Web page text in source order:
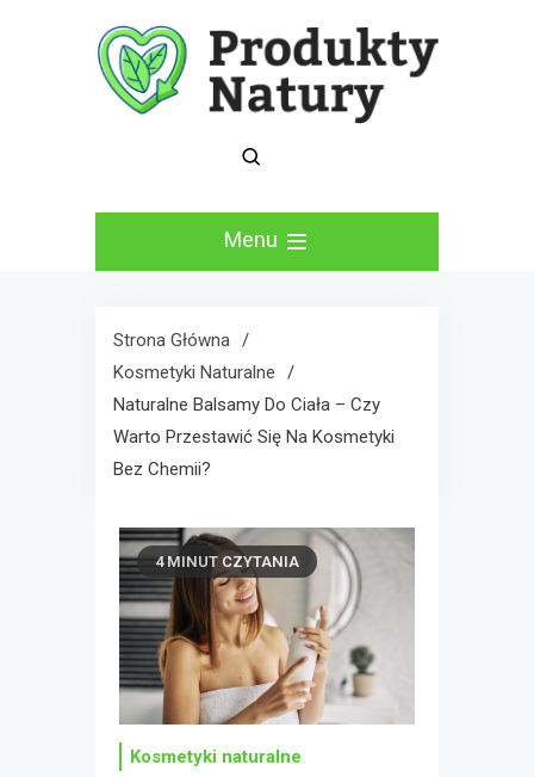
Moje recenzje
kosmetyków
naturalnych
Menu
Strona Główna
Kosmetyki Naturalne
Naturalne Balsamy Do Ciała – Czy
Warto Przestawić Się Na Kosmetyki
Bez Chemii?
4 MINUT CZYTANIA
Kosmetyki naturalne